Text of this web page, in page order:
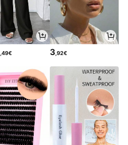
,49€ 3,92€